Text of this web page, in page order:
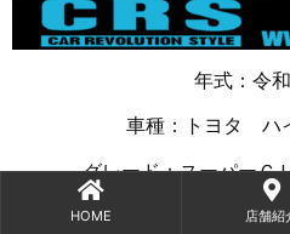
年式：令
車種：トヨタ ハ
グレード：スーパー
駆動：
HOME 店舗紹